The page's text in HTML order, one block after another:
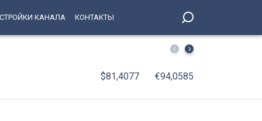
КАНАЛА КОНТАКТЫ
Петродворцовый район представил свои достижения в
$81,4077 €94,0585